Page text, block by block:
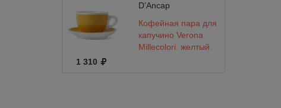
D’Ancap
Кофейная пара для
капучино Verona
Millecolori, желтый,
1 310